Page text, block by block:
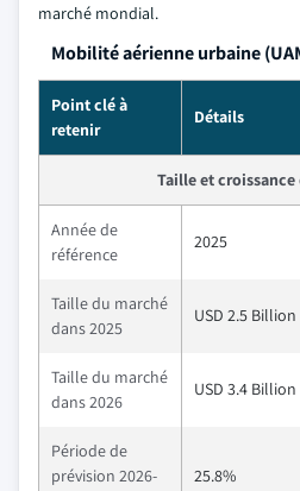
marché mondial.
Mobilité aérienne urbaine
Point clé à
retenir
Détails
Taille et
Année de
référence
2025
Taille du marché
dans 2025
USD 2.5 Billion
Taille du marché
dans 2026
USD 3.4 Billion
Période de
prévision 2026-
25.8%